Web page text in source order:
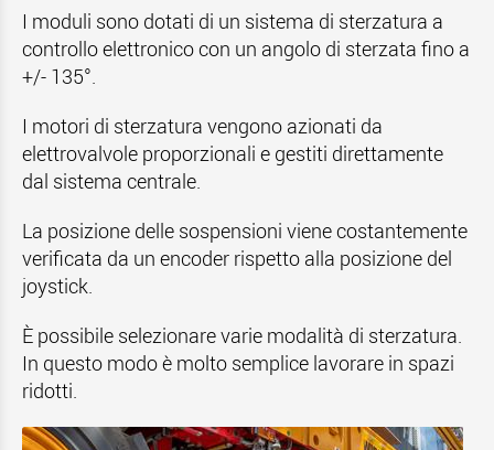
I moduli sono dotati di un sistema di sterzatura a
controllo elettronico con un angolo di sterzata fino a
+/- 135°.
I motori di sterzatura vengono azionati da
elettrovalvole proporzionali e gestiti direttamente
dal sistema centrale.
La posizione delle sospensioni viene costantemente
verificata da un encoder rispetto alla posizione del
joystick.
È possibile selezionare varie modalità di sterzatura.
In questo modo è molto semplice lavorare in spazi
ridotti.